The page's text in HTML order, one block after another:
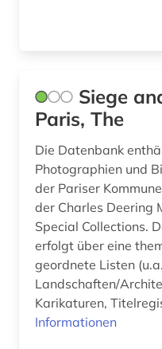
françois (1)
galloromanisch (1)
gechichte (1)
Siege
Paris, The
Die Datenbank
Photographien und
der Pariser
der Charles Deering
Special Collections. Der Zugriff auf die Bilder
erfolgt über eine
geordnete Listen
Landschaften/
Karikaturen,
Informationen